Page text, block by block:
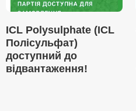
ICL Polysulphate (ICL
Полісульфат)
доступний до
відвантаження!